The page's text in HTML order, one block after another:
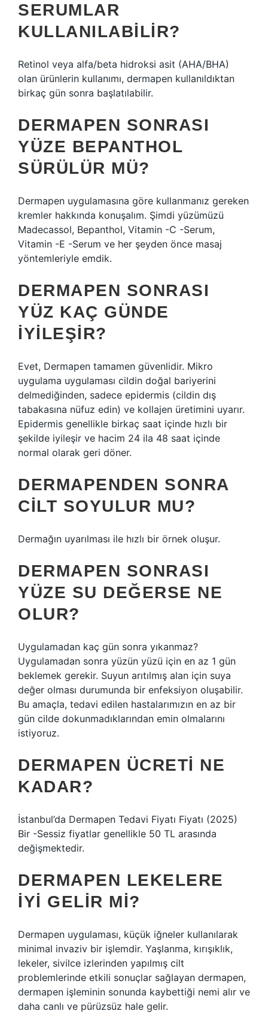
SERUMLAR
KULLANILABILIR?
Retinol veya alfa/beta hidroksi asit (AHA/BHA)
olan ürünlerin kullanımı, dermapen kullanıldıktan
birkaç gün sonra başlatılabilir.
DERMAPEN SONRASI
YÜZE BEPANTHOL
SÜRÜLÜR MÜ?
Dermapen uygulamasına göre kullanmanız gereken
kremler hakkında konuşalım. Şimdi yüzümüzü
Madecassol, Bepanthol, Vitamin -C -Serum,
Vitamin -E -Serum ve her şeyden önce masaj
yöntemleriyle emdik.
DERMAPEN SONRASI
YÜZ KAÇ GÜNDE
IYILEŞIR?
Evet, Dermapen tamamen güvenlidir. Mikro
uygulama uygulaması cildin doğal bariyerini
delmediğinden, sadece epidermis (cildin dış
tabakasına nüfuz edin) ve kollajen üretimini uyarır.
Epidermis genellikle birkaç saat içinde hızlı bir
şekilde iyileşir ve hacim 24 ila 48 saat içinde
normal olarak geri döner.
DERMAPENDEN SONRA
CILT SOYULUR MU?
Dermağın uyarılması ile hızlı bir örnek oluşur.
DERMAPEN SONRASI
YÜZE SU DEĞERSE NE
OLUR?
Uygulamadan kaç gün sonra yıkanmaz?
Uygulamadan sonra yüzün yüzü için en az 1 gün
beklemek gerekir. Suyun arıtılmış alan için suya
değer olması durumunda bir enfeksiyon oluşabilir.
Bu amaçla, tedavi edilen hastalarımızın en az bir
gün cilde dokunmadıklarından emin olmalarını
istiyoruz.
DERMAPEN ÜCRETI NE
KADAR?
İstanbul’da Dermapen Tedavi Fiyatı Fiyatı (2025)
Bir -Sessiz fiyatlar genellikle 50 TL arasında
değişmektedir.
DERMAPEN LEKELERE
IYI GELIR MI?
Dermapen uygulaması, küçük iğneler kullanılarak
minimal invaziv bir işlemdir. Yaşlanma, kırışıklık,
lekeler, sivilce izlerinden yapılmış cilt
problemlerinde etkili sonuçlar sağlayan dermapen,
dermapen işleminin sonunda kaybettiği nemi alır ve
daha canlı ve pürüzsüz hale gelir.